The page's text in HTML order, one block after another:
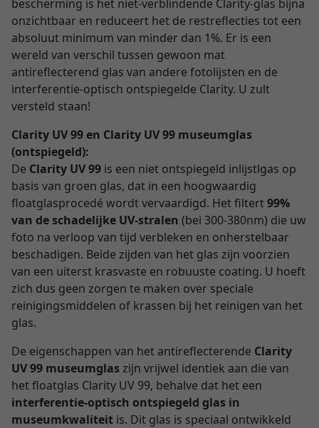
bescherming is het niet-verblindende Clarity-glas bijna
onzichtbaar en reduceert het de restreflecties tot een
absoluut minimum van minder dan 1%. Er is een
wereld van verschil tussen gewoon mat
antireflecterend glas van andere fotolijsten en de
interferentie-optisch ontspiegelde Clarity. U zult
versteld staan!
Clarity UV 99 en Clarity UV 99 museumglas
(ontspiegeld):
De Clarity UV 99 is een niet ontspiegeld inlijstlgas op
basis van groen glas, dat in een hoogwaardig
floatglasprocedé wordt vervaardigd. Het filtert99%
van de schadelijke UV-stralen (bei 300-380nm) die uw
foto na verloop van tijd verbleken en onherstelbaar
beschadigen. Beide zijden van het glas zijn voorzien
van een uiterst krasvaste en robuuste coating. U hoeft
zich dus geen zorgen te maken over speciale
reinigingsmiddelen of krassen bij het reinigen van het
glas.
De eigenschappen van het antireflecterende Clarity
UV 99 museumglaszijn vrijwel identiek aan die van
het floatglas Clarity UV 99, behalve dat het een
interferentie-optisch ontspiegeld glas in
museumkwaliteit is. Dit glas is speciaal ontwikkeld